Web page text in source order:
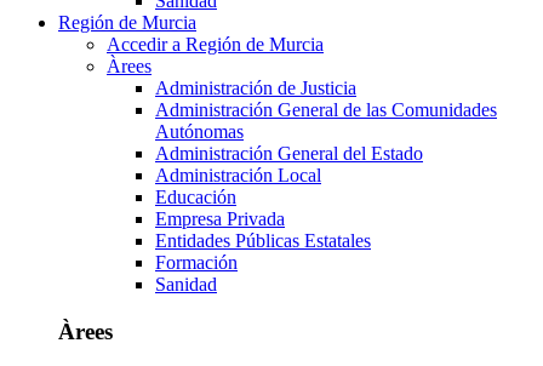
Región de Murcia
Accedir a Región de Murcia
Àrees
Administración de Justicia
Administración General de las Comunidades
Autónomas
Administración General del Estado
Administración Local
Educación
Empresa Privada
Entidades Públicas Estatales
Formación
Sanidad
Àrees